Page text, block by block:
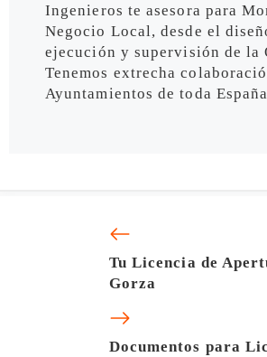
Ingenieros te asesora para
Negocio Local, desde el
ejecución y supervisión de la
Tenemos extrecha
Ayuntamientos de toda
Tu Licencia de
Gorza
Documentos para